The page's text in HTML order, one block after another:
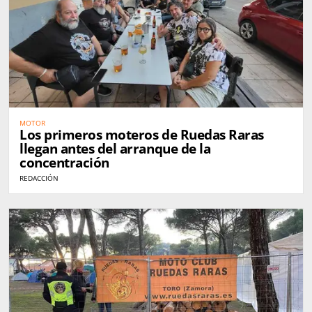
MOTOR
Los primeros moteros de Ruedas Raras
llegan antes del arranque de la
concentración
REDACCIÓN